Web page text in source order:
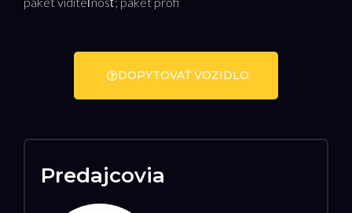
DOPYTOVAŤ VOZIDLO
Predajcovia